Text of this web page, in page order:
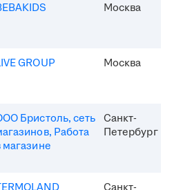
Москва
GROUP Москва
Бристоль, сеть
Работа
магазине
Санкт-
Петербург